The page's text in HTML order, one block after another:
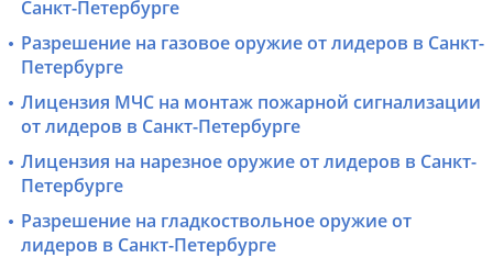
Санкт-Петербурге
Разрешение на газовое оружие от лидеров в Санкт-
Петербурге
Лицензия МЧС на монтаж пожарной сигнализации
от лидеров в Санкт-Петербурге
Лицензия на нарезное оружие от лидеров в Санкт-
Петербурге
Разрешение на гладкоствольное оружие от
лидеров в Санкт-Петербурге